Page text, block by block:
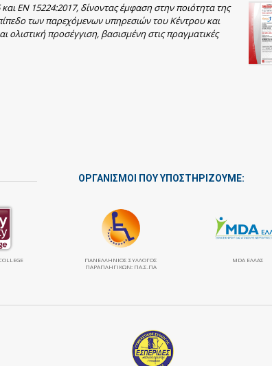
EN 15224:2017, δίνοντας έμφαση στην ποιότητα της
των παρεχόμενων υπηρεσιών του Κέντρου και
ολιστική προσέγγιση, βασισμένη στις πραγματικές
ΟΡΓΑΝΙΣΜΟΙ ΠΟΥ ΥΠΟΣΤΗΡΙΖΟΥΜΕ:
ΠΑΝΕΛΛΉΝΙΟΣ ΣΎΛΛΟΓΟΣ
ΠΑΡΑΠΛΗΓΙΚΏΝ: ΠΑ.Σ.ΠΑ
MDA ΕΛΛΑΣ